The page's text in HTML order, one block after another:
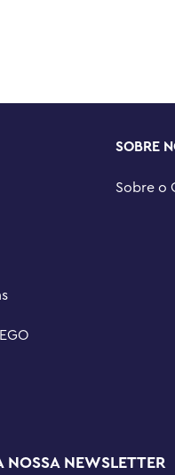
SOBRE
Sobre o
NOSSA NEWSLETTER